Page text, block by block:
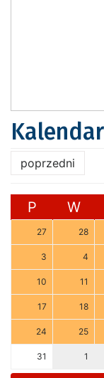
poprzedni
P W
27 28
3 4
10 11
17 18
24 25
31 1